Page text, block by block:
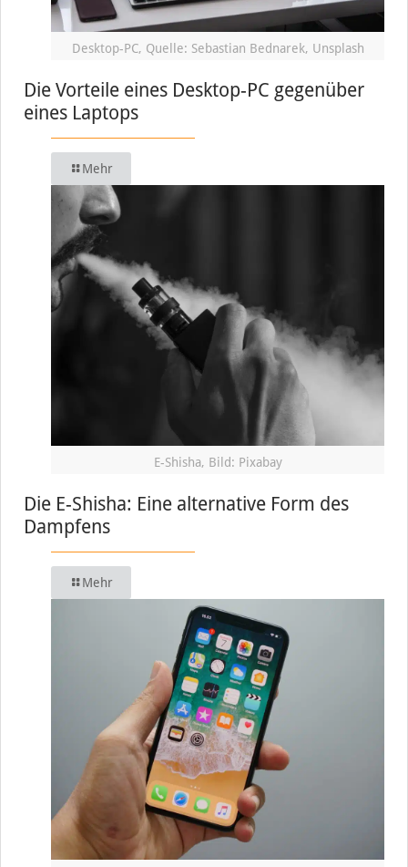
Desktop-PC, Quelle: Sebastian Bednarek, Unsplash
Die Vorteile eines Desktop-PC gegenüber
eines Laptops
Mehr
E-Shisha, Bild: Pixabay
Die E-Shisha: Eine alternative Form des
Dampfens
Mehr